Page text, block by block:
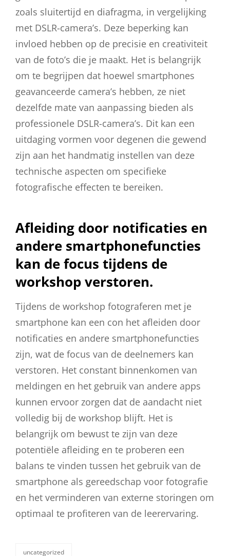
zoals sluitertijd en diafragma, in vergelijking
met DSLR-camera’s. Deze beperking kan
invloed hebben op de precisie en creativiteit
van de foto’s die je maakt. Het is belangrijk
om te begrijpen dat hoewel smartphones
geavanceerde camera’s hebben, ze niet
dezelfde mate van aanpassing bieden als
professionele DSLR-camera’s. Dit kan een
uitdaging vormen voor degenen die gewend
zijn aan het handmatig instellen van deze
technische aspecten om specifieke
fotografische effecten te bereiken.
Afleiding door notificaties en
andere smartphonefuncties
kan de focus tijdens de
workshop verstoren.
Tijdens de workshop fotograferen met je
smartphone kan een con het afleiden door
notificaties en andere smartphonefuncties
zijn, wat de focus van de deelnemers kan
verstoren. Het constant binnenkomen van
meldingen en het gebruik van andere apps
kunnen ervoor zorgen dat de aandacht niet
volledig bij de workshop blijft. Het is
belangrijk om bewust te zijn van deze
potentiële afleiding en te proberen een
balans te vinden tussen het gebruik van de
smartphone als gereedschap voor fotografie
en het verminderen van externe storingen om
optimaal te profiteren van de leerervaring.
uncategorized